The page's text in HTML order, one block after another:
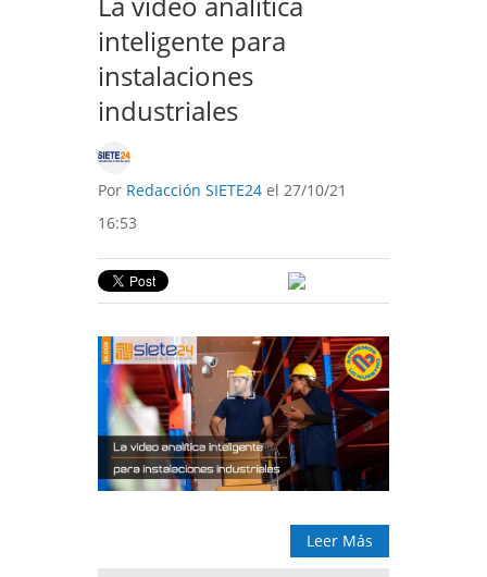
inteligente para
instalaciones
industriales
Por Redacción SIETE24 el 27/10/21
16:53
Leer Más